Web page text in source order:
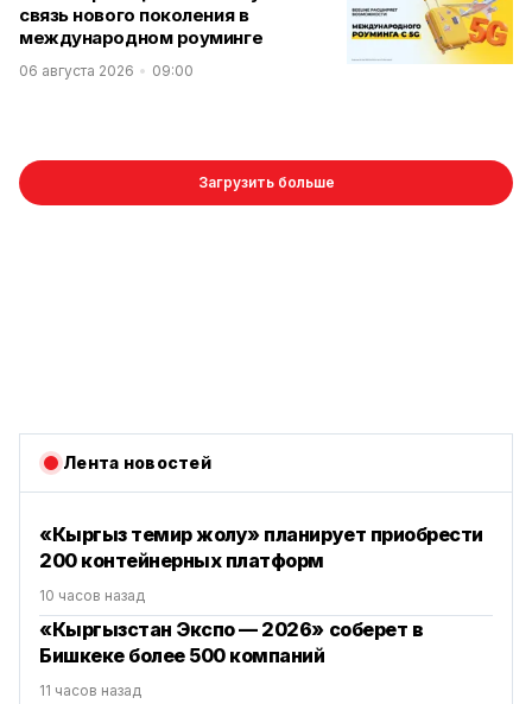
связь нового поколения в
международном роуминге
06 августа 2026 09:00
Загрузить больше
Лента новостей
«Кыргыз темир жолу» планирует приобрести
200 контейнерных платформ
10 часов назад
«Кыргызстан Экспо — 2026» соберет в
Бишкеке более 500 компаний
11 часов назад